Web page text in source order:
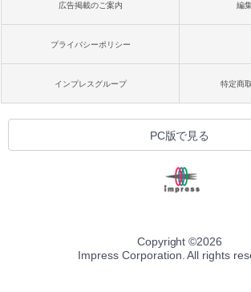
広告掲載のご案内 編
プライバシーポリシー
インプレスグループ 特定商
PC版で見る
Copyright ©2026
Impress Corporation. All rights